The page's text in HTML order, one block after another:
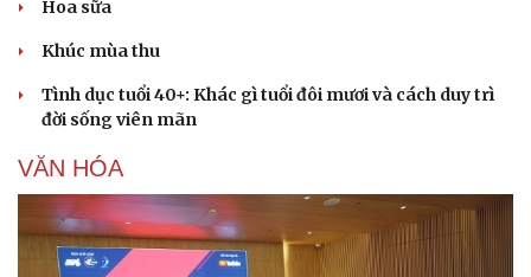
Hoa sữa
Khúc mùa thu
Tình dục tuổi 40+: Khác gì tuổi đôi mươi và cách duy trì
đời sống viên mãn
VĂN HÓA